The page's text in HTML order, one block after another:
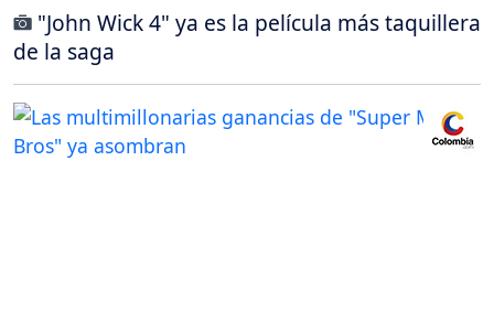
"John Wick 4" ya es la película más taquillera
de la saga